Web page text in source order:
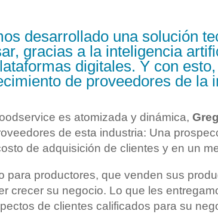
desarrollado una solución
gracias a la inteligencia
digitales. Y con
de proveedores de la
es atomizada y dinámica,
de esta industria: Una
de adquisición de clientes y en un
para productores, que venden sus
crecer su negocio. Lo que les
de clientes calificados para su